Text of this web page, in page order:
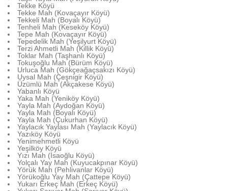
Tekke Köyü
Tekke Mah (Kovaçayır Köyü)
Tekkeli Mah (Boyalı Köyü)
Tenheli Mah (Keseköy Köyü)
Tepe Mah (Kovaçayır Köyü)
Tepedelik Mah (Yeşilyurt Köyü)
Terzi Ahmetli Mah (Killik Köyü)
Toklar Mah (Taşhanlı Köyü)
Tokuşoğlu Mah (Bürüm Köyü)
Urluca Mah (Gökçeağaçsakızı Köyü)
Uysal Mah (Çeşnigir Köyü)
Üzümlü Mah (Akçakese Köyü)
Yabanlı Köyü
Yaka Mah (Yeniköy Köyü)
Yayla Mah (Aydoğan Köyü)
Yayla Mah (Boyalı Köyü)
Yayla Mah (Çukurhan Köyü)
Yaylacık Yaylası Mah (Yaylacık Köyü)
Yazıköy Köyü
Yenimehmetli Köyü
Yeşilköy Köyü
Yızı Mah (İsaoğlu Köyü)
Yolçalı Yay Mah (Kuyucakpınar Köyü)
Yörük Mah (Pehlivanlar Köyü)
Yörükoğlu Yay Mah (Çattepe Köyü)
Yukarı Erkeç Mah (Erkeç Köyü)